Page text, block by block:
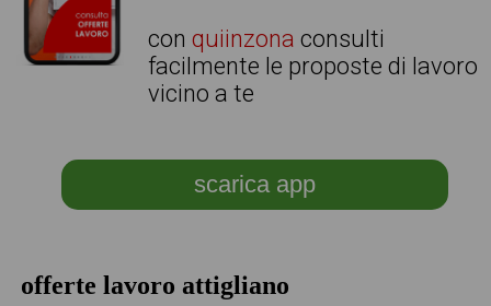
conquiinzona consulti
facilmente le proposte di lavoro
vicino a te
scarica app
offerte lavoro attigliano